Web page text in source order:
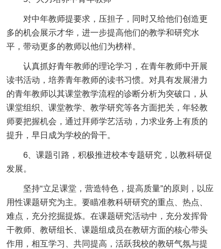
对中年教师提要求，压担子，同时又给他们创造更
多的机会展示才华，进一步提高他们的教学和研究水
平，带动更多的教师以他们为榜样。
认真抓好青年教师的理论学习，在青年教师中开展
读书活动，培养青年教师的读书习惯。对具有发展潜力
的青年教师以其课堂教学流程的诊断分析为突破口，从
课堂组织、课堂教学、教学研究等各方面把关，年轻教
师要把握机会，通过拜师学艺活动，力求业务上有质的
提升，早日成为学校的骨干。
6、课题引路，积极推进校本专题研究，以教科研促
发展。
坚持“立足课堂，营造特色，提高质量”的原则，以应
用性课题研究为主。要瞄准教科研研究的重点、热点、
难点，充分挖掘提炼。在课题研究活动中，充分发挥骨
干教师、教研组长、课题组成员在教研方面的核心带头
作用，相互学习、共同提高，活跃我校的教研气氛与提